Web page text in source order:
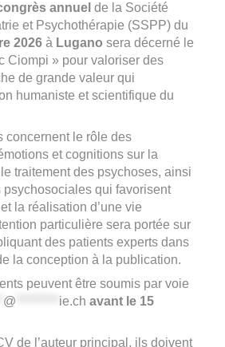
annuel de la Société
et Psychothérapie (SSPP) du
2026 à Lugano sera décerné le
Ciompi » pour valoriser des
de grande valeur qui
humaniste et scientifique du
concernent le rôle des
et cognitions sur la
traitement des psychoses, ainsi
qui favorisent
la réalisation d’une vie
particulière sera portée sur
des patients experts dans
la conception à la publication.
peuvent être soumis par voie
@ ie.ch avant le 15
de l’auteur principal, ils doivent